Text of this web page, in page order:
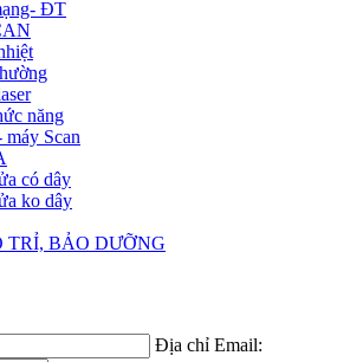
ĐT
năng
Scan
có dây
ko dây
TRỈ, BẢO DƯỠNG
Địa chỉ Email: